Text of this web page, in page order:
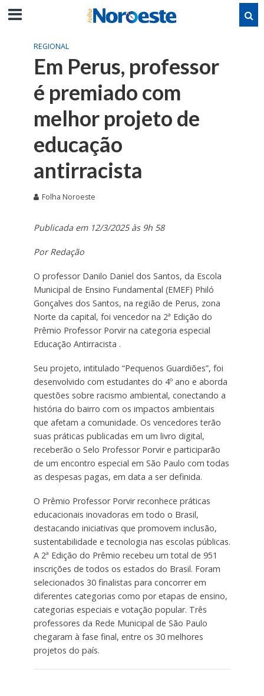
REGIONAL
Em Perus, professor
é premiado com
melhor projeto de
educação
antirracista
Folha Noroeste
Publicada em 12/3/2025 às 9h 58
Por Redação
O professor Danilo Daniel dos Santos, da Escola
Municipal de Ensino Fundamental (EMEF) Philó
Gonçalves dos Santos, na região de Perus, zona
Norte da capital, foi vencedor na 2ª Edição do
Prêmio Professor Porvir na categoria especial
Educação Antirracista .
Seu projeto, intitulado “Pequenos Guardiões”, foi
desenvolvido com estudantes do 4º ano e aborda
questões sobre racismo ambiental, conectando a
história do bairro com os impactos ambientais
que afetam a comunidade. Os vencedores terão
suas práticas publicadas em um livro digital,
receberão o Selo Professor Porvir e participarão
de um encontro especial em São Paulo com todas
as despesas pagas, em data a ser definida.
O Prêmio Professor Porvir reconhece práticas
educacionais inovadoras em todo o Brasil,
destacando iniciativas que promovem inclusão,
sustentabilidade e tecnologia nas escolas públicas.
A 2ª Edição do Prêmio recebeu um total de 951
inscrições de todos os estados do Brasil. Foram
selecionados 30 finalistas para concorrer em
diferentes categorias como por etapas de ensino,
categorias especiais e votação popular. Três
professores da Rede Municipal de São Paulo
chegaram à fase final, entre os 30 melhores
projetos do país.